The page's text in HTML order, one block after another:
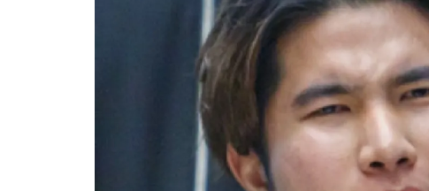
ดาวน์โหลดสนุกแอปฟรี ติดตามสนุกโซเชียลได้ที่
บริษัท อิมเมจ ฟิวเจอร์ (ประเทศไทย) จำกัด